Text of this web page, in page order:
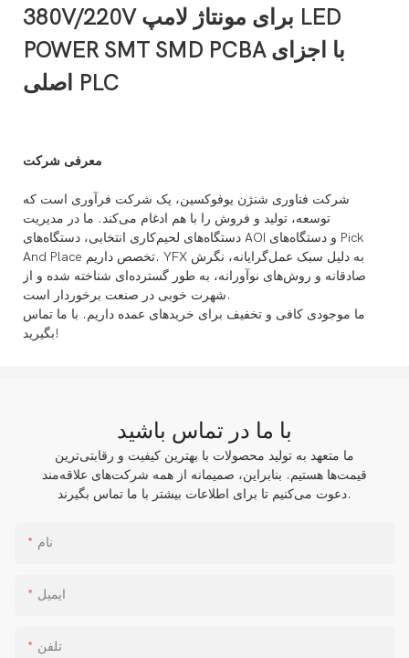
معرفی شرکت
شرکت فناوری شنژن یوفوکسین، یک شرکت فرآوری است که
توسعه، تولید و فروش را با هم ادغام می‌کند. ما در مدیریت
دستگاه‌های لحیم‌کاری انتخابی، دستگاه‌های AOI و دستگاه‌های Pick
And Place تخصص داریم. YFX به دلیل سبک عمل‌گرایانه، نگرش
صادقانه و روش‌های نوآورانه، به طور گسترده‌ای شناخته شده و از
شهرت خوبی در صنعت برخوردار است.
ما موجودی کافی و تخفیف برای خریدهای عمده داریم. با ما تماس
بگیرید!
با ما در تماس باشید
ما متعهد به تولید محصولات با بهترین کیفیت و رقابتی‌ترین
قیمت‌ها هستیم. بنابراین، صمیمانه از همه شرکت‌های علاقه‌مند
دعوت می‌کنیم تا برای اطلاعات بیشتر با ما تماس بگیرند.
نام
ایمیل
تلفن